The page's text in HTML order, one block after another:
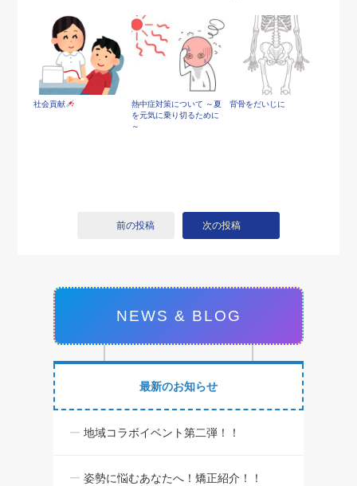
社会貢献
熱中症対策について ～夏
を元気に乗り切るために
～
背骨をだいじに
次の投稿
前の投稿
NEWS & BLOG
最新のお知らせ
地域コラボイベント第二弾！！
姿勢に悩むあなたへ！矯正紹介！！